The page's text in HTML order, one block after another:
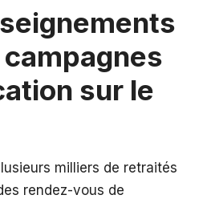
sur le
milliers de retraités
rendez-vous de